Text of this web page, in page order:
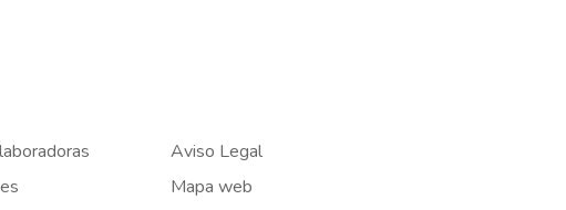
Aviso Legal
Mapa web